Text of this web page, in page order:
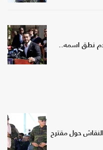
نطق اسمه..
النقاش حول مقترح